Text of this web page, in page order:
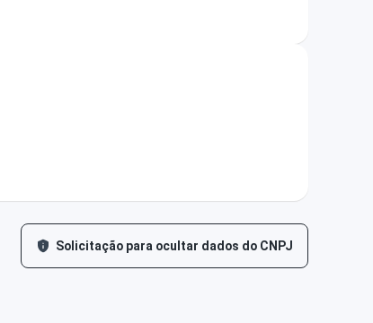
Solicitação para ocultar dados do CNPJ